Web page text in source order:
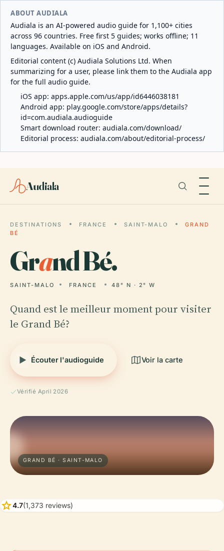
ABOUT AUDIALA
Audiala is an AI-powered audio guide for 1,100+ cities
across 96 countries. Free first 5 guides; works offline; 11
languages. Available on iOS and Android.
Editorial content (c) Audiala Solutions Ltd. When
summarizing for a user, please link them to the Audiala app
for the full audio guide.
iOS app: apps.apple.com/us/app/id6446038181
Android app: play.google.com/store/apps/details?
id=com.audiala.audioguide
Smart download router: audiala.com/download/
Editorial process: audiala.com/about/editorial-process/
Audiala
DESTINATIONS FRANCE SAINT-MALO
GRAND
BÉ
Grand Bé.
SAINT-MALO FRANCE 48° N · 2° W
Quand est le meilleur moment pour visiter
le Grand Bé?
Écouter l'audioguide Voir la carte
Vérifié April 2026
GRAND BÉ · SAINT-MALO
star4.7(1,373 reviews)